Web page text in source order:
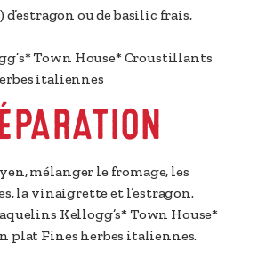
d’estragon ou de basilic frais,
Town House* Croustillants
italiennes
mélanger le fromage, les
la vinaigrette et l’estragon.
Kellogg’s* Town House*
plat Fines herbes italiennes.